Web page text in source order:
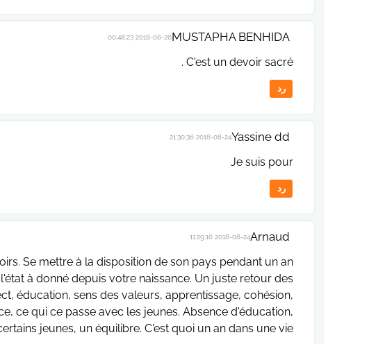
MUSTAPHA BENHIDA
2018-08-26 00:48:23
C'est un devoir sacré .
رد
Yassine dd
2018-08-24 21:30:36
Je suis pour
رد
Arnaud
2018-08-24 11:29:16
Se mettre à la disposition de son pays pendant un an
à donné depuis votre naissance. Un juste retour des
éducation, sens des valeurs, apprentissage, cohésion,
ce qui ce passe avec les jeunes. Absence d'éducation,
jeunes, un équilibre. C'est quoi un an dans une vie!